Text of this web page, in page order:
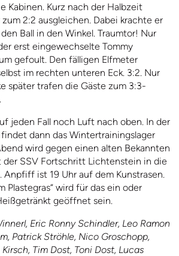
Kabinen. Kurz nach der Halbzeit
2:2 ausgleichen. Dabei krachte er
Ball in den Winkel. Traumtor! Nur
erst eingewechselte Tommy
gefoult. Den fälligen Elfmeter
im rechten unteren Eck. 3:2. Nur
später trafen die Gäste zum 3:3-
jeden Fall noch Luft nach oben. In der
dann das Wintertrainingslager
wird gegen einen alten Bekannten
der SSV Fortschritt Lichtenstein in die
Anpfiff ist 19 Uhr auf dem Kunstrasen.
Plastegras“ wird für das ein oder
geöffnet sein.
Eric Ronny Schindler, Leo Ramon
Patrick Ströhle, Nico Groschopp,
Tim Dost, Toni Dost, Lucas